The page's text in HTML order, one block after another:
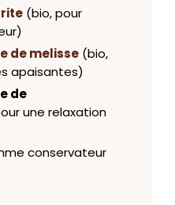
(bio, pour
de melisse (bio,
apaisantes)
de
une relaxation
conservateur